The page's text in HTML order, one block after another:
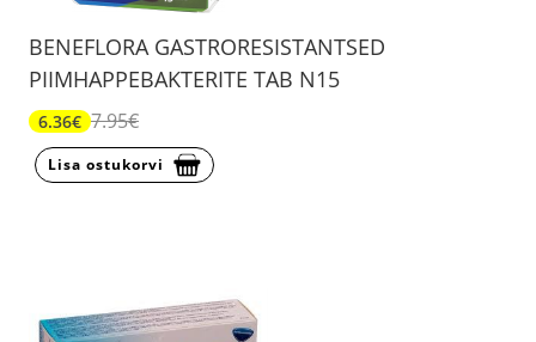
BENEFLORA GASTRORESISTANTSED
PIIMHAPPEBAKTERITE TAB N15
6.36€ 7.95€
Lisa ostukorvi